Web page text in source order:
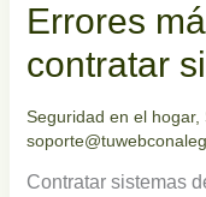
Errores
contratar
Seguridad en el hogar,
Contratar sistemas
al
contratar
sistemas
alarmas